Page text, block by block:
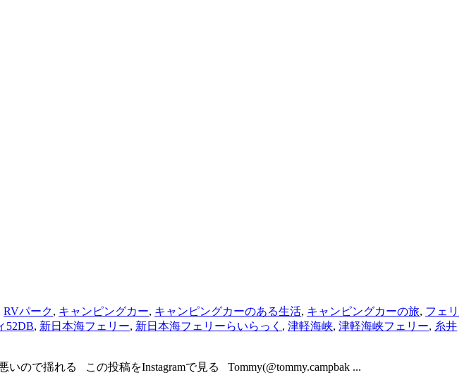
RVパーク, キャンピングカー, キャンピングカーのある生活, キャンピングカーの旅, フェリ
52DB, 新日本海フェリー, 新日本海フェリーらいらっく , 津軽海峡, 津軽海峡フェリー, 糸井
ので揺れる この投稿をInstagramで見る Tommy(@tommy.campbak ...